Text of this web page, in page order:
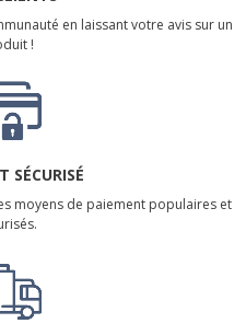
en laissant votre avis sur un
!
SÉCURISÉ
moyens de paiement populaires et